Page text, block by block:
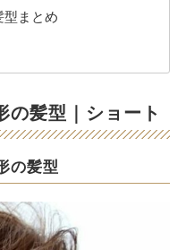
型まとめ
の髪型｜ショート
の髪型